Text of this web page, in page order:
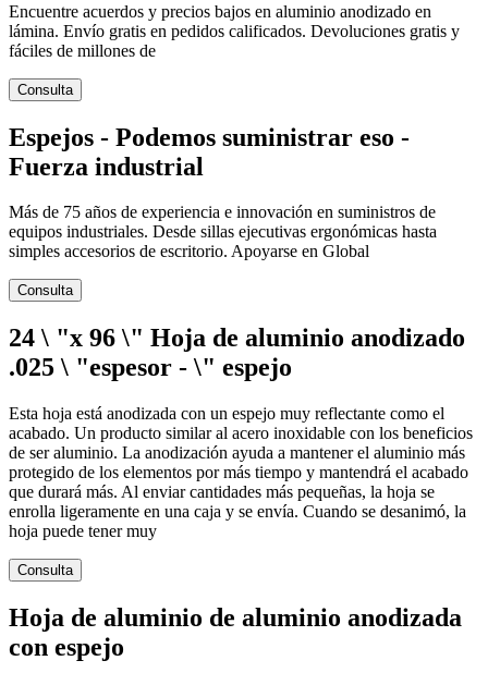
Encuentre acuerdos y precios bajos en aluminio anodizado en
lámina. Envío gratis en pedidos calificados. Devoluciones gratis y
fáciles de millones de
Consulta
Espejos - Podemos suministrar eso -
Fuerza industrial
Más de 75 años de experiencia e innovación en suministros de
equipos industriales. Desde sillas ejecutivas ergonómicas hasta
simples accesorios de escritorio. Apoyarse en Global
Consulta
24 \ "x 96 \" Hoja de aluminio anodizado
.025 \ "espesor - \" espejo
Esta hoja está anodizada con un espejo muy reflectante como el
acabado. Un producto similar al acero inoxidable con los beneficios
de ser aluminio. La anodización ayuda a mantener el aluminio más
protegido de los elementos por más tiempo y mantendrá el acabado
que durará más. Al enviar cantidades más pequeñas, la hoja se
enrolla ligeramente en una caja y se envía. Cuando se desanimó, la
hoja puede tener muy
Consulta
Hoja de aluminio de aluminio anodizada
con espejo